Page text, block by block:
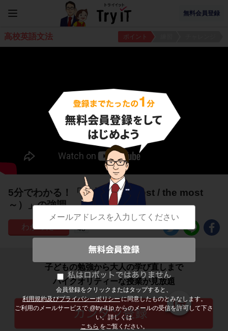
無料会員登録
会員登録をクリックまたはタップすると、
利用規約及びプライバシーポリシーに同意したものとみなします。
ご利用のメールサービスで @try-it.jp からのメールの受信を許可して下さ
い。詳しくは
こちら をご覧ください。
高校英語文法 ポイント
5分でわかる！「最上級（the -est / the most
～）」の強調
48
子どもの勉強から大人の学び直しまで
ハイクオリティーな授業が見放題